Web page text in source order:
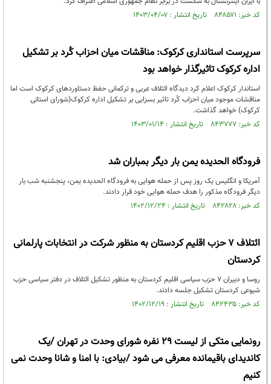
کد خبر: ۸۴۸۵۷۱ تاریخ انتشار : ۱۴۰۳/۰۴/۰۷
سرپرست استانداری کرکوک: مناقشات میان احزاب کُرد بر تشکیل
اداره کرکوک تاثیرگذار خواهد بود
استاندار کرکوک اعلام کرد دیدگاه ائتلاف عربی و ترکمانی حفظ دستاوردهای کرکوک است اما
مناقشات موجود میان احزاب کُرد تاثیر بسزایی بر تشکیل اداره کرکوک(شورای استانی
کرکوک) خواهد گذاشت.
کد خبر: ۸۴۳۷۷۷ تاریخ انتشار : ۱۴۰۳/۰۱/۱۴
فرودگاه الحدیده یمن بار دیگر بمباران شد
آمریکا و انگلیس یک روز پس از حمله هوایی به فرودگاه الحدیده یمن، پنجشنبه شب بار
دیگر فرودگاه مذکور را هدف حمله هوایی خود قرار دادند.
کد خبر: ۸۴۲۸۲۸ تاریخ انتشار : ۱۴۰۲/۱۲/۲۴
ائتلاف ۷ حزب اقلیم کردستان به منظور شرکت در انتخابات پارلمانی
کردستان
روسا و دبیران 7 حزب سیاسی اقلیم کردستان به منظور تشکیل ائتلاف در دفتر سیاسی حزب
شیوعی کردستان تشکیل جلسه دادند.
کد خبر: ۸۴۲۴۳۵ تاریخ انتشار : ۱۴۰۲/۱۲/۱۹
رونمایی متکی از لیست ۲۹ نفره شورای وحدت در تهران /یک
کاندیدای باقیمانده معرفی می شود /بیادی: با امنا و شانا وحدت نمی
کنیم